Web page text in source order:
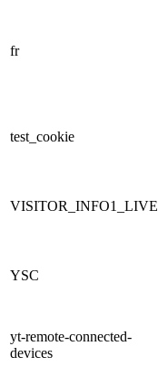
fr
test_cookie
VISITOR_INFO1_LIVE
YSC
yt-remote-connected-
devices